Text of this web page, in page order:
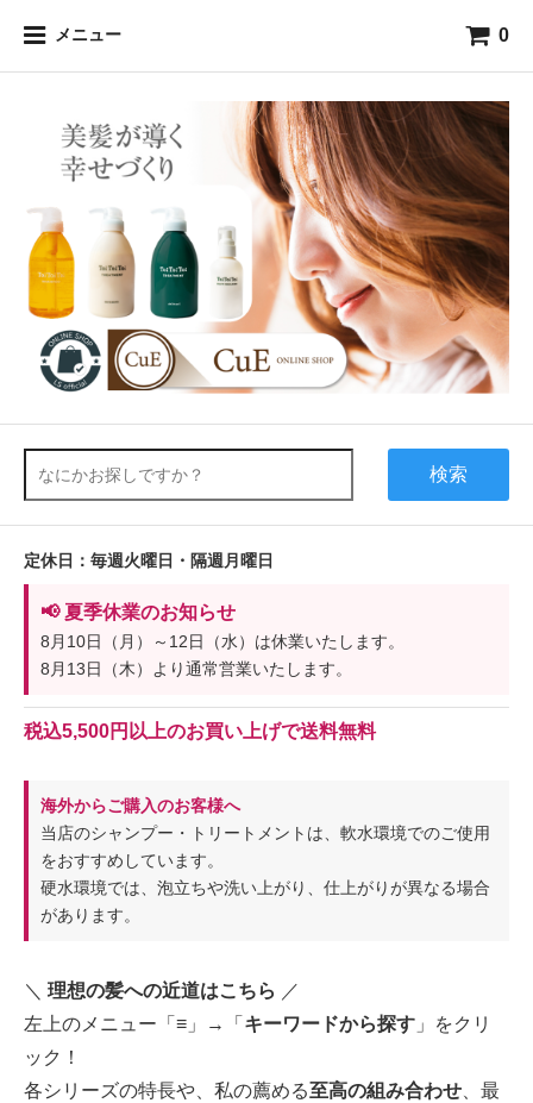
メニュー 0
検索
定休日：毎週火曜日・隔週月曜日
📢 夏季休業のお知らせ
8月10日（月）～12日（水）は休業いたします。
8月13日（木）より通常営業いたします。
税込5,500円以上のお買い上げで送料無料
海外からご購入のお客様へ
当店のシャンプー・トリートメントは、軟水環境でのご使用
をおすすめしています。
硬水環境では、泡立ちや洗い上がり、仕上がりが異なる場合
があります。
＼ 理想の髪への近道はこちら ／
左上のメニュー「≡」→「 キーワードから探す 」をクリ
ック！
各シリーズの特長や、私の薦める至高の組み合わせ 、最